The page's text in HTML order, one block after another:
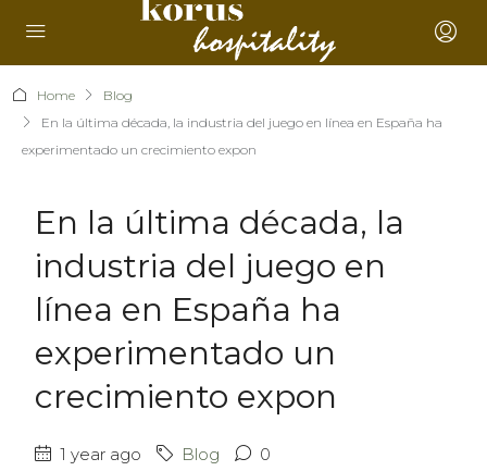
Home
Blog
En la última década, la industria del juego en línea en España ha
experimentado un crecimiento expon
En la última década, la
industria del juego en
línea en España ha
experimentado un
crecimiento expon
1 year ago Blog 0